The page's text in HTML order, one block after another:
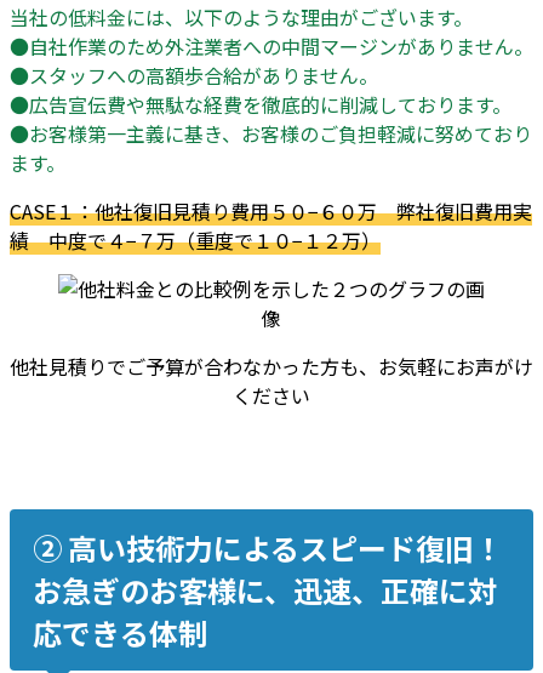
当社の低料金には、以下のような理由がございます。
●自社作業のため外注業者への中間マージンがありません。
●スタッフへの高額歩合給がありません。
●広告宣伝費や無駄な経費を徹底的に削減しております。
●お客様第一主義に基き、お客様のご負担軽減に努めており
ます。
CASE１：他社復旧見積り費用５０−６０万 弊社復旧費用実
績 中度で４−７万（重度で１０−１２万）
他社見積りでご予算が合わなかった方も、お気軽にお声がけ
ください
② 高い技術力によるスピード復旧！
お急ぎのお客様に、迅速、正確に対
応できる体制